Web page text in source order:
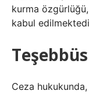
kurma özgürlüğü,
kabul
Ceza